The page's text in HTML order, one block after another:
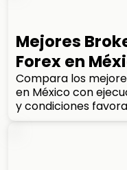
Mejores
Forex en
Compara los
en México con
y condiciones